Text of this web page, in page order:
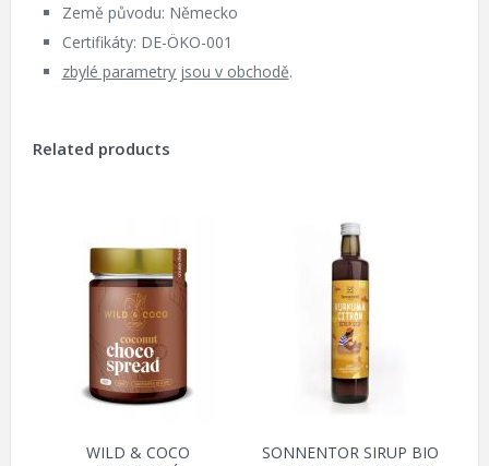
Země původu: Německo
Certifikáty: DE-ÖKO-001
zbylé parametry jsou v obchodě.
Related products
WILD & COCO
SONNENTOR SIRUP BIO